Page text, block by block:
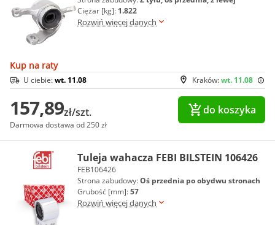
Ciężar [kg]: 1.822
Rozwiń więcej danych
Kup na raty
Kraków:wt. 11.08
U ciebie:wt. 11.08
157,89zł/szt.
Darmowa dostawa od 250 zł
do koszyka
Tuleja wahacza FEBI BILSTEIN 106426
FEB106426
Strona zabudowy:Oś przednia po obydwu stronach
Grubość [mm]:57
Rozwiń więcej danych